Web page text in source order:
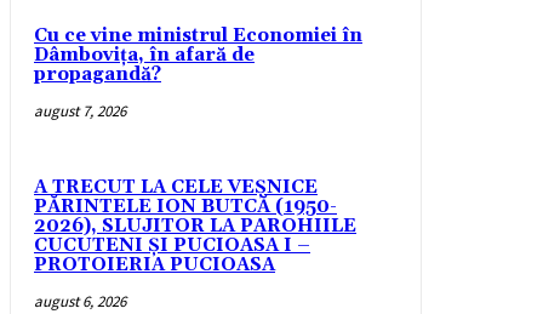
Cu ce vine ministrul Economiei în
Dâmbovița, în afară de
propagandă?
august 7, 2026
A TRECUT LA CELE VEȘNICE
PĂRINTELE ION BUTCĂ (1950-
2026), SLUJITOR LA PAROHIILE
CUCUTENI ȘI PUCIOASA I –
PROTOIERIA PUCIOASA
august 6, 2026